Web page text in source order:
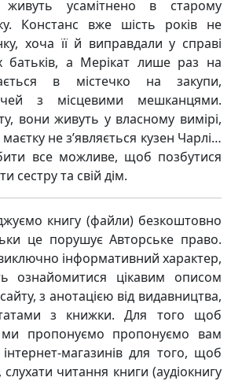
живуть усамітнено в старому
Констанс вже шість років не
хоча її й виправдали у справі
батьків, а Мерікат лише раз на
в містечко на закупи,
з місцевими мешканцями.
вони живуть у власному вимірі,
не з’являється кузен Чарлі…
все можливе, щоб позбутися
сестру та свій дім.
книгу (файли) безкоштовно
це порушує Авторське право.
інформативний характер,
ознайомитися цікавим описом
з анотацією від видавництва,
з книжки. Для того щоб
ми пропонуємо пропонуємо вам
магазинів для того, щоб
читання книги (аудіокнигу